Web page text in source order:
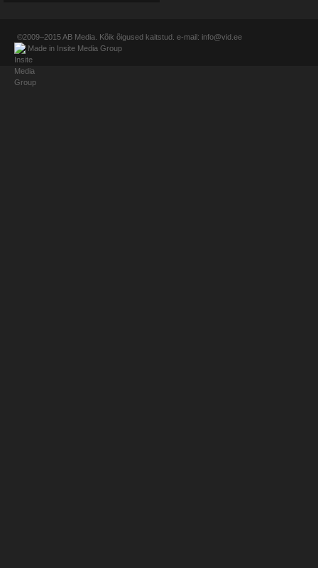
©2009–2015AB Media . Kõik õigused kaitstud. e-mail: info@vid.ee
Made in Insite Media Group